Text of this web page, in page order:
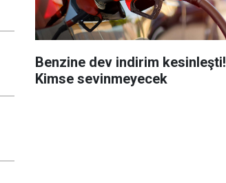
Benzine dev indirim kesinleşti!
Kimse sevinmeyecek